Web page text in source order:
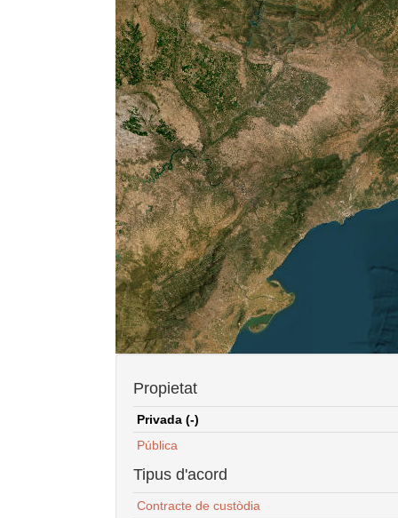
Propietat
Privada (-)
Pública
Tipus d'acord
Contracte de custòdia